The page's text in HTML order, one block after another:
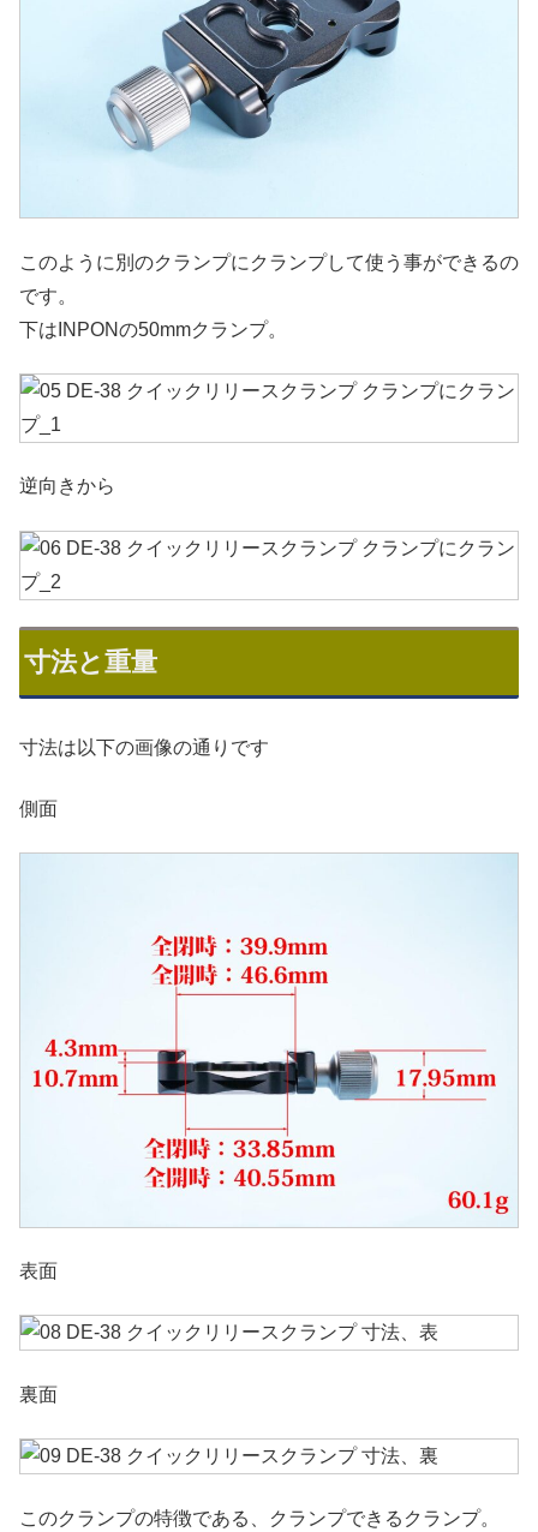
このように別のクランプにクランプして使う事ができるの
です。
下はINPONの50mmクランプ。
逆向きから
寸法と重量
寸法は以下の画像の通りです
側面
表面
裏面
このクランプの特徴である、クランプできるクランプ。